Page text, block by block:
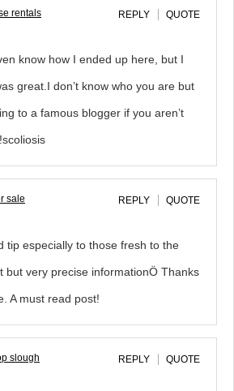
rentals
REPLY QUOTE
know how I ended up here, but I
great.I don’t know who you are but
to a famous blogger if you aren’t
sale
REPLY QUOTE
tip especially to those fresh to the
but very precise informationÖ Thanks
A must read post!
slough
REPLY QUOTE